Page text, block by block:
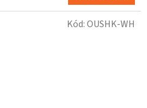
Kód:OUSHK-WH